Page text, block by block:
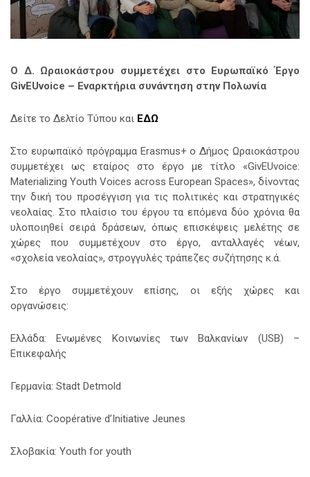
Ο Δ. Ωραιοκάστρου συμμετέχει στο Ευρωπαϊκό Έργο
GivEUvoice – Εναρκτήρια συνάντηση στην Πολωνία
Δείτε το Δελτίο Τύπου και ΕΔΩ
Στο ευρωπαϊκό πρόγραμμα Erasmus+ ο Δήμος Ωραιοκάστρου
συμμετέχει ως εταίρος στο έργο με τίτλο «GivEUvoice:
Materializing Youth Voices across European Spaces», δίνοντας
την δική του προσέγγιση για τις πολιτικές και στρατηγικές
νεολαίας. Στο πλαίσιο του έργου τα επόμενα δύο χρόνια θα
υλοποιηθεί σειρά δράσεων, όπως επισκέψεις μελέτης σε
χώρες που συμμετέχουν στο έργο, ανταλλαγές νέων,
«σχολεία νεολαίας», στρογγυλές τράπεζες συζήτησης κ.ά.
Στο έργο συμμετέχουν επίσης, οι εξής χώρες και
οργανώσεις:
Ελλάδα: Ενωμένες Κοινωνίες των Βαλκανίων (USB) –
Επικεφαλής
Γερμανία: Stadt Detmold
Γαλλία: Coopérative d’Initiative Jeunes
Σλοβακία: Youth for youth